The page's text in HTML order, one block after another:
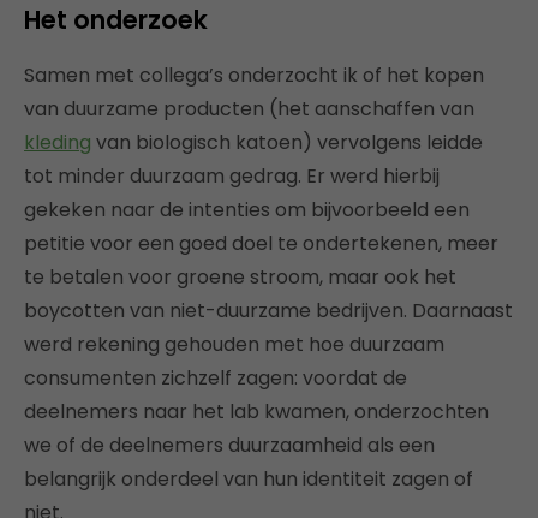
Het onderzoek
Samen met collega’s onderzocht ik of het kopen
van duurzame producten (het aanschaffen van
kleding van biologisch katoen) vervolgens leidde
tot minder duurzaam gedrag. Er werd hierbij
gekeken naar de intenties om bijvoorbeeld een
petitie voor een goed doel te ondertekenen, meer
te betalen voor groene stroom, maar ook het
boycotten van niet-duurzame bedrijven. Daarnaast
werd rekening gehouden met hoe duurzaam
consumenten zichzelf zagen: voordat de
deelnemers naar het lab kwamen, onderzochten
we of de deelnemers duurzaamheid als een
belangrijk onderdeel van hun identiteit zagen of